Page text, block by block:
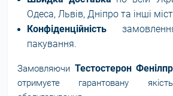
Одеса, Львів, Дніпро та інші
Конфіденційність
пакування.
Замовляючи Тестостерон
отримуєте гарантовану